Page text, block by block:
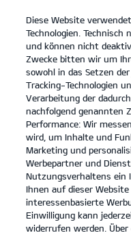
open
menu
Diese Website
Technologien.
und können nicht
Zwecke bitten wir um
sowohl in das Setzen
Tracking-Technologien
Verarbeitung der
nachfolgend genannten
Performance: Wir
wird, um Inhalte und
Marketing und
Werbepartner und
Nutzungsverhaltens ein
Ihnen auf dieser
interessenbasierte
Einwilligung kann
widerrufen werden. Über